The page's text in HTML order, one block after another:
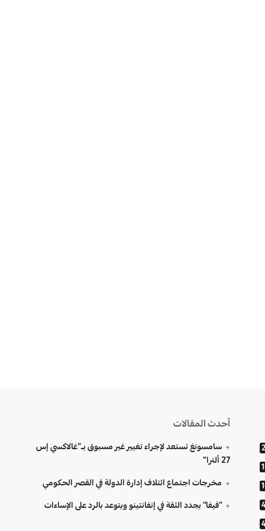
أحدث المقالات
سامسونغ تستعد لإجراء تغيير غير مسبوق بـ”غالاكسي إس
27 ألترا”
مخرجات اجتماع ائتلاف إدارة الدولة في القصر الحكومي
“فيفا” يجدد الثقة في إنفانتينو ويتوعد بالرد على الإساءات